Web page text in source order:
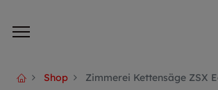
Shop Zimmerei Kettensäge ZSX